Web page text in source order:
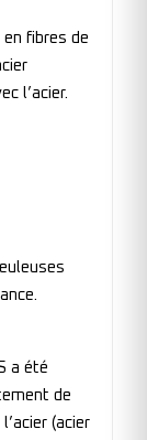
fibres de
l’acier.
a été
de
(acier